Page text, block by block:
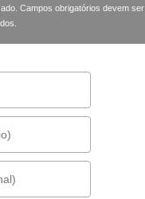
Campos obrigatórios devem ser